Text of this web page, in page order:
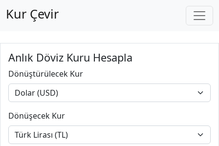
Kur Çevir
Anlık Döviz Kuru Hesapla
Dönüştürülecek Kur
Dönüşecek Kur